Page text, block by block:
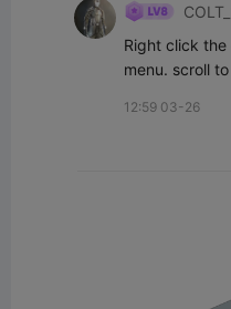
Right click
menu. scroll
12:59 03-26